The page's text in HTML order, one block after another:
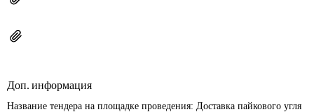
Доп. информация
Название тендера на площадке проведения: Доставка пайкового угля